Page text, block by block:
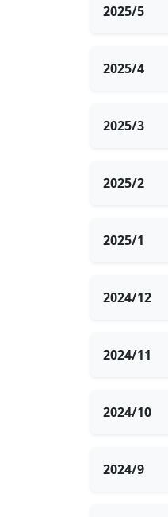
2025/5
2025/4
2025/3
2025/2
2025/1
2024/12
2024/11
2024/10
2024/9